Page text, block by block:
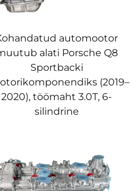
automootor
alati Porsche Q8
Sportbacki
(2019–
2020), töömaht 3.0T, 6-
silindrine